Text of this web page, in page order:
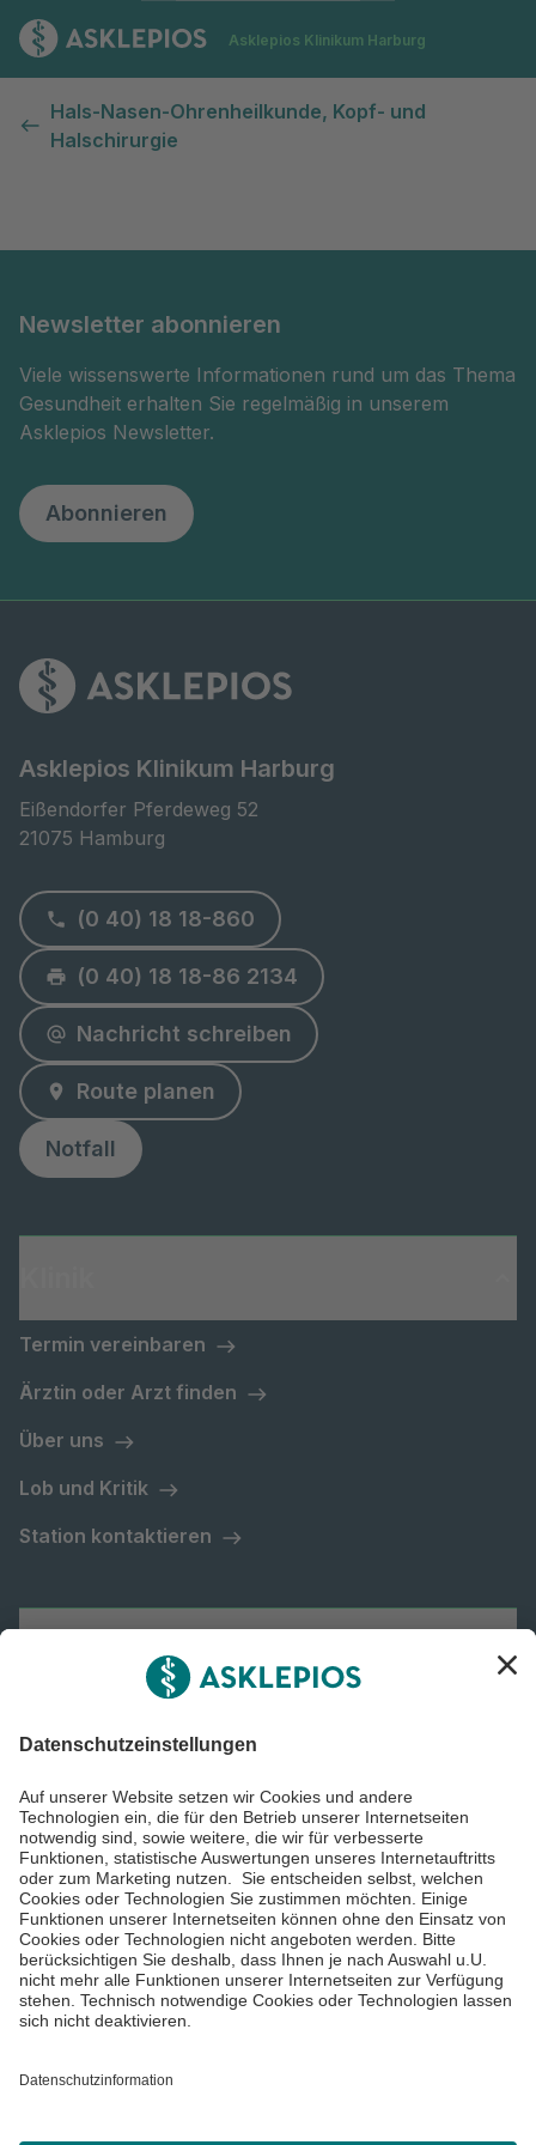
Zur Startseite
Asklepios Klinikum Harburg
Hals-Nasen-Ohrenheilkunde, Kopf- und
Halschirurgie
Newsletter abonnieren
Viele wissenswerte Informationen rund um das Thema
Gesundheit erhalten Sie regelmäßig in unserem
Asklepios Newsletter.
Abonnieren
Asklepios Klinikum Harburg
Eißendorfer Pferdeweg 52
21075 Hamburg
(0 40) 18 18-860
(0 40) 18 18-86 2134
Nachricht schreiben
Route planen
Notfall
Termin vereinbaren
Ärztin oder Arzt finden
Über uns
Lob und Kritik
Station kontaktieren
Asklepios Gruppe
Impressum